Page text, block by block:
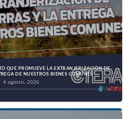
QUE PROMUEVE LA EXTRANJERIZACIÓN DE
DE NUESTROS BIENES COMUNES
4 agosto, 2026